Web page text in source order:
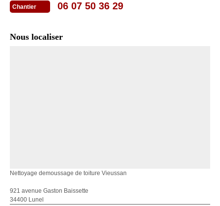
Chantier 06 07 50 36 29
Nous localiser
Nettoyage demoussage de toiture Vieussan
921 avenue Gaston Baissette
34400 Lunel